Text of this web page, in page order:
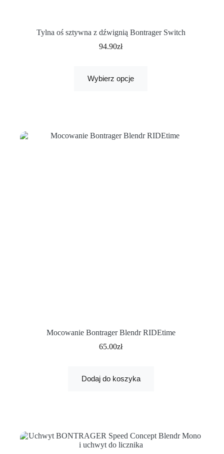
Tylna oś sztywna z dźwignią Bontrager Switch
94.90zł
Wybierz opcje
Mocowanie Bontrager Blendr RIDEtime
65.00zł
Dodaj do koszyka